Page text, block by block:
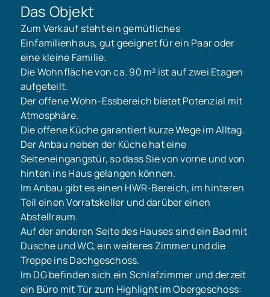
Das Objekt
Zum Verkauf steht ein gemütliches
Einfamilienhaus, gut geeignet für ein Paar oder
eine kleine Familie.
Die Wohnfläche von ca. 90 m² ist auf zwei Etagen
aufgeteilt.
Der offene Wohn-Essbereich bietet Potenzial mit
Atmosphäre.
Die offene Küche garantiert kurze Wege im Alltag.
Der Anbau neben der Küche hat eine
Seiteneingangstür, so dass Sie von vorne und von
hinten ins Haus gelangen können.
Im Anbau gibt es einen HWR-Bereich, im hinteren
Teil einen Vorratskeller und darüber einen
Abstellraum.
Auf der anderen Seite des Hauses sind ein Bad mit
Dusche und WC, ein weiteres Zimmer und die
Treppe ins Dachgeschoss.
Im DG befinden sich ein Schlafzimmer und derzeit
ein Büro mit Tür zum Highlight im Obergeschoss: